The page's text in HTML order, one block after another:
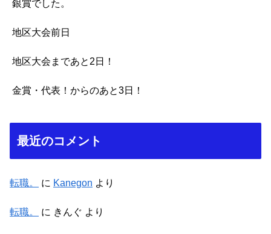
銀賞でした。
地区大会前日
地区大会まであと2日！
金賞・代表！からのあと3日！
最近のコメント
転職。 に Kanegon より
転職。 に きんぐ より